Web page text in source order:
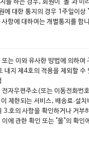
를 하는 경우, 회원이 "몰"과
에 대한 통지의 경우 1주일이
항에 대하여는 개별통지를 합
또는 이와 유사한 방법에 의하
내지 제4호의 적용을 제외할 수
자우편주소(또는 이동전화번
제한되는 서비스, 배송료·설
3.호의 사항을 확인하거나 거부
에 관한 확인 또는 "몰"의 확인